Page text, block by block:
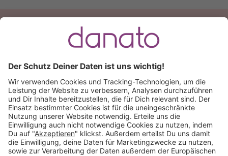
Du hast eine Frage?
+49 (0) 511 51 56 0300
schreib uns eineE-Mail
Käuferschutz inklusive Kauf auf Rechnung